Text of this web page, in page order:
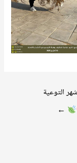
التوعية
←